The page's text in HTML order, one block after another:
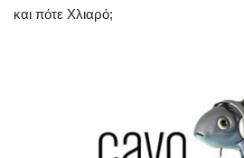
Sport
και πότε Χλιαρό;